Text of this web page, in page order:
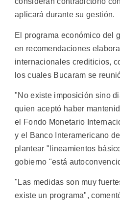
aplicará durante su gestión.
El programa económico del
en recomendaciones
internacionales crediticios,
los cuales Bucaram se
"No existe imposición sino
quien aceptó haber
el Fondo Monetario
y el Banco Interamericano
plantear "lineamientos
gobierno "está
"Las medidas son muy
existe un programa",